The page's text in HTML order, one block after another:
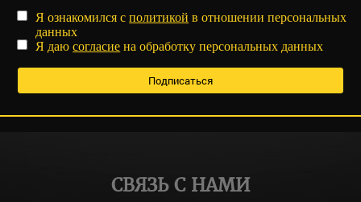
Я ознакомился сполитикой в отношении персональных
данных
Я даюсогласие на обработку персональных данных
СВЯЗЬ С НАМИ